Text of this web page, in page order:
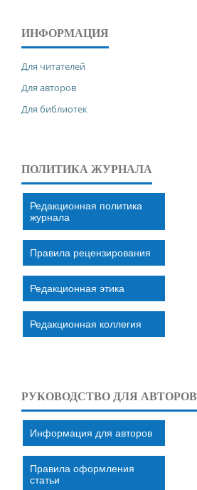
ИНФОРМАЦИЯ
Для читателей
Для авторов
Для библиотек
ПОЛИТИКА ЖУРНАЛА
Редакционная политика
журнала
Правила рецензирования
Редакционная этика
Редакционная коллегия
РУКОВОДСТВО ДЛЯ АВТОРОВ
Информация для авторов
Правила оформления
статьи